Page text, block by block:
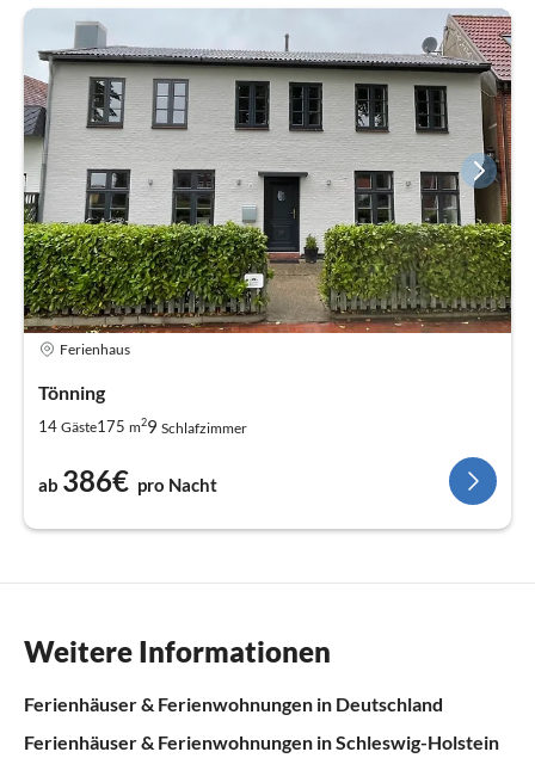
Ferienhaus
Tönning
14 Gäste175 m29 Schlafzimmer
ab 386€ pro Nacht
Weitere Informationen
Ferienhäuser & Ferienwohnungen in Deutschland
Ferienhäuser & Ferienwohnungen in Schleswig-Holstein